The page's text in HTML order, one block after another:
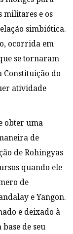
militares e os
simbiótica.
ocorrida em
se tornaram
Constituição do
atividade
obter uma
de
de Rohingyas
quando ele
de
e Yangon.
e deixado à
de seu